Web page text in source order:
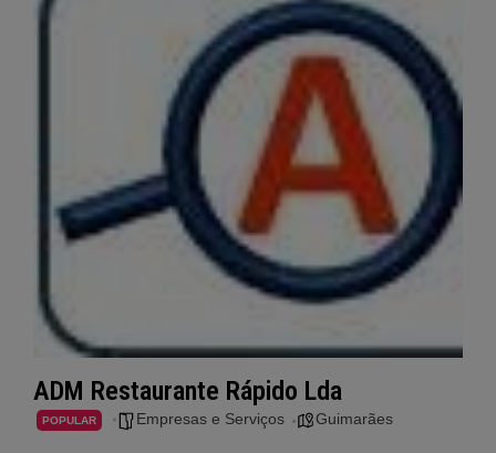
ADM Restaurante Rápido Lda
POPULAR Empresas e Serviços Guimarães